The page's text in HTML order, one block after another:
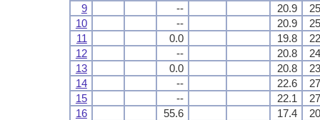
9
-- 20.9
10
-- 20.9
11
0.0 19.8
12
-- 20.8
13
0.0 20.8
14
-- 22.6
15
-- 22.1
16
55.6 17.4
9
-- 20.9
10
-- 20.9
11
0.0 19.8
12
-- 20.8
13
0.0 20.8
14
-- 22.6
15
-- 22.1
16
55.6 17.4
9
-- 20.9
10
-- 20.9
11
0.0 19.8
12
-- 20.8
13
0.0 20.8
14
-- 22.6
15
-- 22.1
16
55.6 17.4
9
-- 20.9
10
-- 20.9
11
0.0 19.8
12
-- 20.8
13
0.0 20.8
14
-- 22.6
15
-- 22.1
16
55.6 17.4